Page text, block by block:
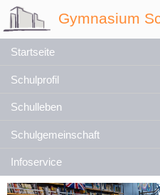
Gymnasium
Startseite
Schulprofil
Schulleben
Schulgemeinschaft
Infoservice